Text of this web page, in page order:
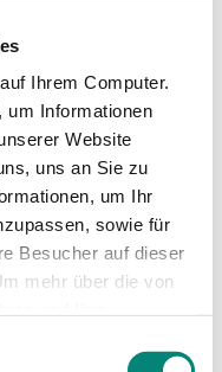
Ihrem Computer.
um Informationen
Website
uns an Sie zu
um Ihr
sowie für
Besucher auf dieser
mehr über die von
aus. Die Tarife
der Mitarbeiter
darauf
bietet,
zu
zu verwalten,
nur einem Klick